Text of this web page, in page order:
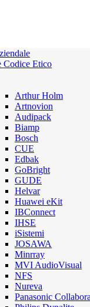
Codice Etico
Arthur Holm
Artnovion
Audipack
Biamp
Bosch
CUE
Edbak
GoBright
GUDE
Helvar
Huawei eKit
IBConnect
IHSE
iSistemi
JOSAWA
Minrray
MVI AudioVisual
NFS
Nureva
Panasonic